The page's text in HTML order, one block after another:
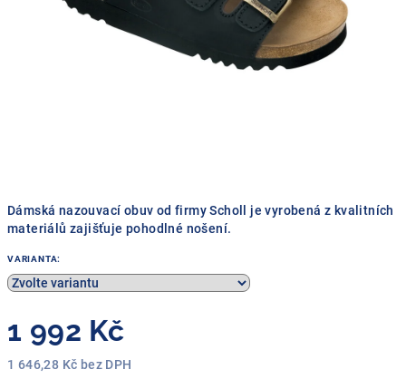
Dámská nazouvací obuv od firmy Scholl je vyrobená z kvalitních
materiálů zajišťuje pohodlné nošení.
VARIANTA:
1 992 Kč
1 646,28 Kč bez DPH